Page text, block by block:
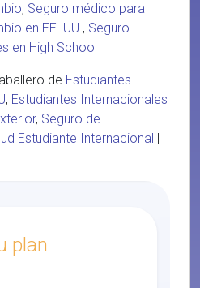
, Seguro médico para
en EE. UU., Seguro
en High School
de Estudiantes
, Estudiantes Internacionales
, Seguro de
Estudiante Internacional |
plan